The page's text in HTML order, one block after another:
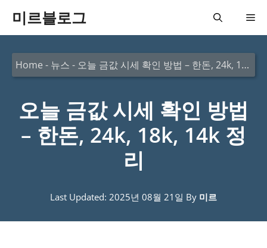
미르블로그 메
뉴
Home - 뉴스 - 오늘 금값 시세 확인 방법 – 한돈, 24k, 18k, 14k 정리
오늘 금값 시세 확인 방법
– 한돈, 24k, 18k, 14k 정
리
Last Updated: 2025년 08월 21일 By 미르